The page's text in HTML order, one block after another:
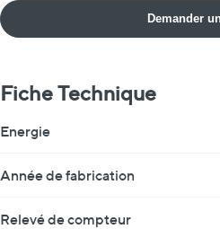
Demander
Fiche Technique
Energie
Année de fabrication
Relevé de compteur